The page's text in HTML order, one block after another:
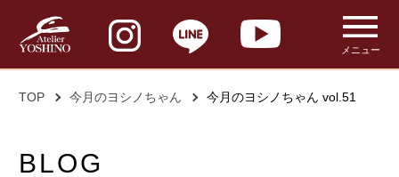
メニュー
TOP 今月のヨシノちゃん 今月のヨシノちゃん vol.51
BLOG